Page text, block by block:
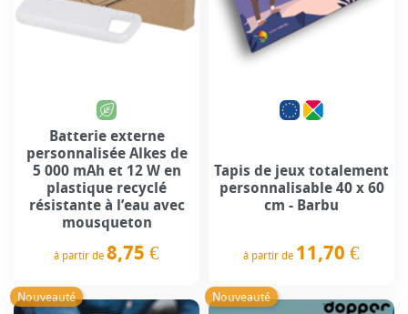
Batterie externe
personnalisée Alkes de
5 000 mAh et 12 W en
plastique recyclé
résistante à l’eau avec
mousqueton
à partir de 8,75 €
Tapis de jeux totalement
personnalisable 40 x 60
cm - Barbu
à partir de 11,70 €
Nouveauté Nouveauté